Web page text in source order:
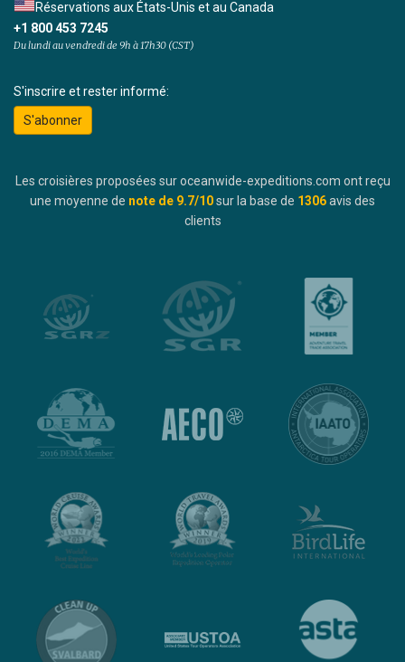
Réservations aux États-Unis et au Canada
+1 800 453 7245
Du lundi au vendredi de 9h à 17h30 (CST)
S'inscrire et rester informé:
S'abonner
Les croisières proposées sur oceanwide-expeditions.com ont reçu
une moyenne de note de 9.7/10sur la base de 1306avis des
clients